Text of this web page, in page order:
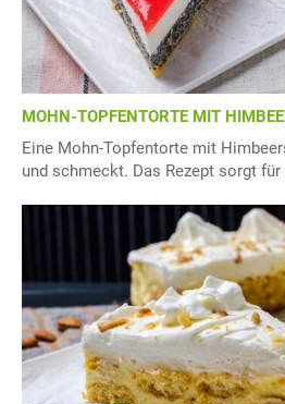
MOHN-TOPFENTORTE MIT
Eine Mohn-Topfentorte mit
und schmeckt. Das Rezept sorgt